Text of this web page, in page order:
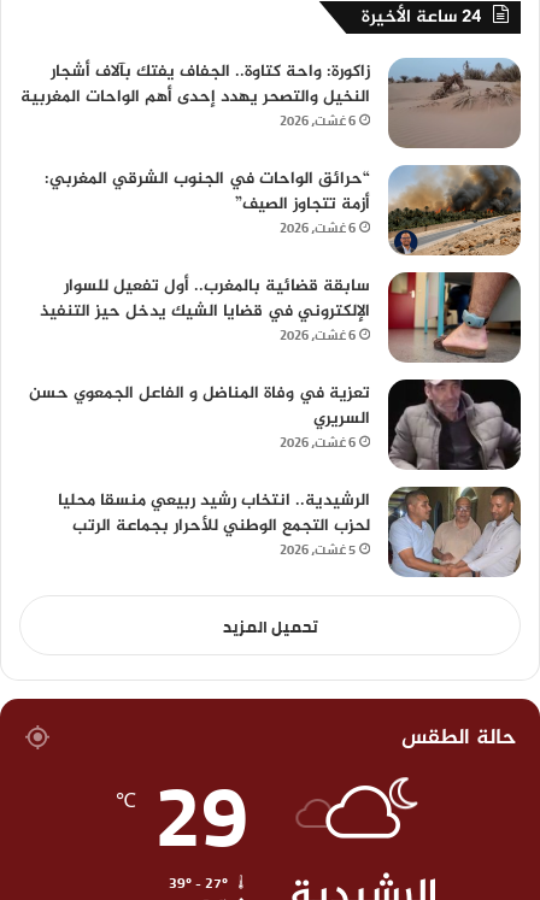
24 ساعة الأخيرة
زاكورة: واحة كتاوة.. الجفاف يفتك بآلاف أشجار
النخيل والتصحر يهدد إحدى أهم الواحات المغربية
6 غشت، 2026
“حرائق الواحات في الجنوب الشرقي المغربي:
أزمة تتجاوز الصيف”
6 غشت، 2026
سابقة قضائية بالمغرب.. أول تفعيل للسوار
الإلكتروني في قضايا الشيك يدخل حيز التنفيذ
6 غشت، 2026
تعزية في وفاة المناضل و الفاعل الجمعوي حسن
السريري
6 غشت، 2026
الرشيدية.. انتخاب رشيد ربيعي منسقا محليا
لحزب التجمع الوطني للأحرار بجماعة الرتب
5 غشت، 2026
تحميل المزيد
حالة الطقس 29
℃